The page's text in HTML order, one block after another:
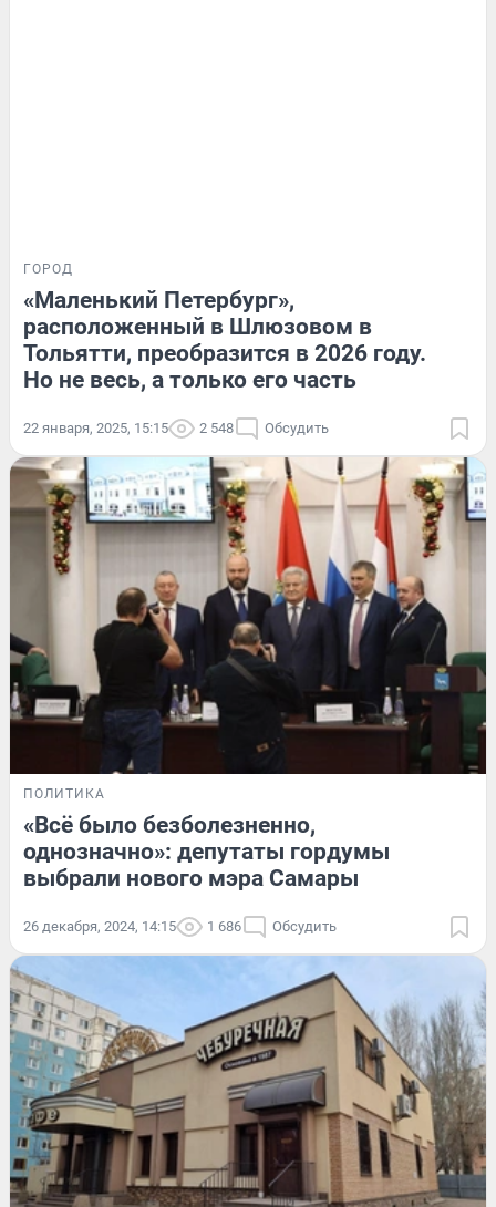
ГОРОД
«Маленький Петербург»,
расположенный в Шлюзовом в
Тольятти, преобразится в 2026 году.
Но не весь, а только его часть
22 января, 2025, 15:15 2 548 Обсудить
ПОЛИТИКА
«Всё было безболезненно,
однозначно»: депутаты гордумы
выбрали нового мэра Самары
26 декабря, 2024, 14:15 1 686 Обсудить